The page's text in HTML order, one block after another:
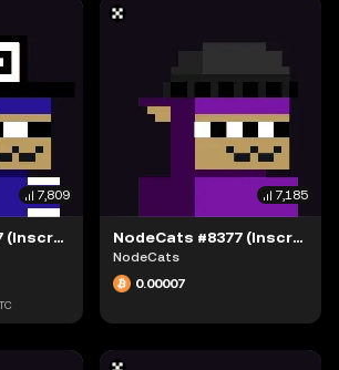
7,809
NodeCats #9277 (Inscription #63942311)
7,185
NodeCats #8377 (Inscription #63942238)
NodeCats
0.00007